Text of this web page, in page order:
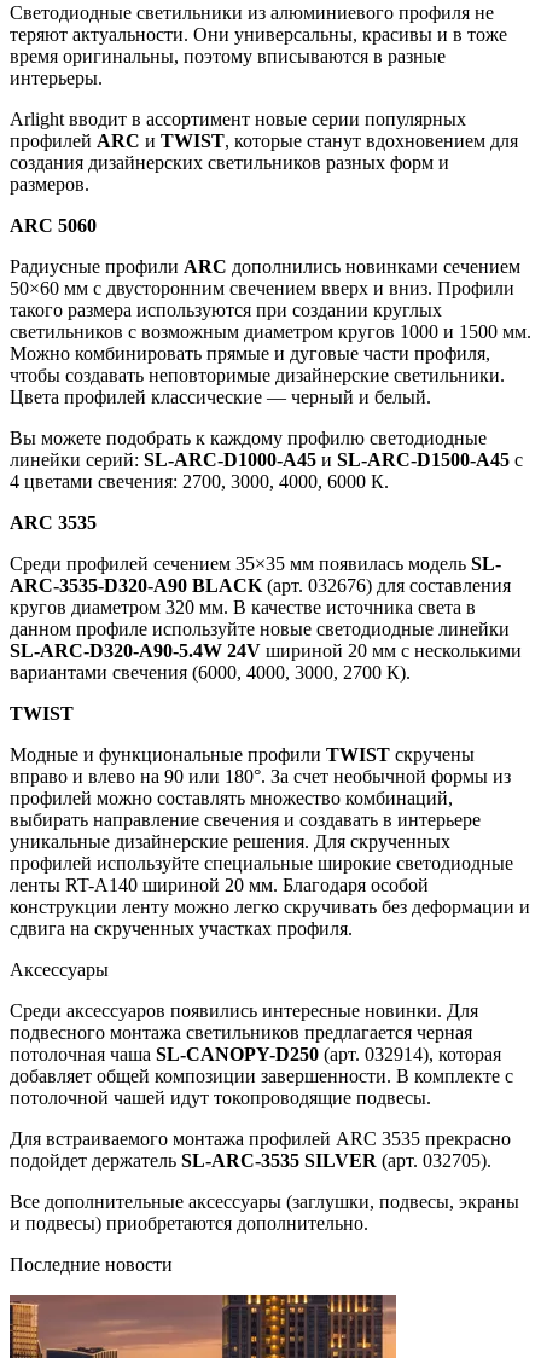
Светодиодные светильники из алюминиевого профиля не
теряют актуальности. Они универсальны, красивы и в тоже
время оригинальны, поэтому вписываются в разные
интерьеры.
Arlight вводит в ассортимент новые серии популярных
профилей ARC и TWIST, которые станут вдохновением для
создания дизайнерских светильников разных форм и
размеров.
ARC 5060
Радиусные профили ARC дополнились новинками сечением
50×60 мм с двусторонним свечением вверх и вниз. Профили
такого размера используются при создании круглых
светильников с возможным диаметром кругов 1000 и 1500 мм.
Можно комбинировать прямые и дуговые части профиля,
чтобы создавать неповторимые дизайнерские светильники.
Цвета профилей классические — черный и белый.
Вы можете подобрать к каждому профилю светодиодные
линейки серий: SL-ARC-D1000-A45 и SL-ARC-D1500-A45 с
4 цветами свечения: 2700, 3000, 4000, 6000 К.
ARC 3535
Среди профилей сечением 35×35 мм появилась модель SL-
ARC-3535-D320-A90 BLACK (арт. 032676) для составления
кругов диаметром 320 мм. В качестве источника света в
данном профиле используйте новые светодиодные линейки
SL-ARC-D320-A90-5.4W 24V шириной 20 мм с несколькими
вариантами свечения (6000, 4000, 3000, 2700 К).
TWIST
Модные и функциональные профили TWIST скручены
вправо и влево на 90 или 180°. За счет необычной формы из
профилей можно составлять множество комбинаций,
выбирать направление свечения и создавать в интерьере
уникальные дизайнерские решения. Для скрученных
профилей используйте специальные широкие светодиодные
ленты RT-A140 шириной 20 мм. Благодаря особой
конструкции ленту можно легко скручивать без деформации и
сдвига на скрученных участках профиля.
Аксессуары
Среди аксессуаров появились интересные новинки. Для
подвесного монтажа светильников предлагается черная
потолочная чаша SL-CANOPY-D250 (арт. 032914), которая
добавляет общей композиции завершенности. В комплекте с
потолочной чашей идут токопроводящие подвесы.
Для встраиваемого монтажа профилей ARC 3535 прекрасно
подойдет держатель SL-ARC-3535 SILVER (арт. 032705).
Все дополнительные аксессуары (заглушки, подвесы, экраны
и подвесы) приобретаются дополнительно.
Последние новости